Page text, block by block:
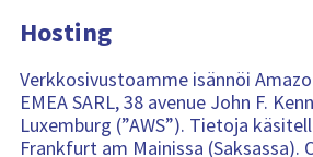
Hosting
Verkkosivustoamme isännöi
EMEA SARL, 38 avenue John F.
Luxemburg (”AWS”). Tietoja
Frankfurt am Mainissa (Saksassa).